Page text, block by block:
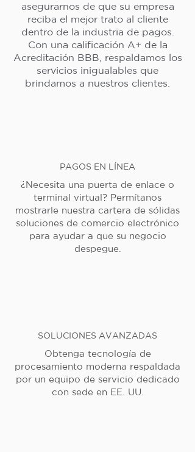
asegurarnos de que su empresa
reciba el mejor trato al cliente
dentro de la industria de pagos.
Con una calificación A+ de la
Acreditación BBB, respaldamos los
servicios inigualables que
brindamos a nuestros clientes.
PAGOS EN LÍNEA
¿Necesita una puerta de enlace o
terminal virtual? Permítanos
mostrarle nuestra cartera de sólidas
soluciones de comercio electrónico
para ayudar a que su negocio
despegue.
SOLUCIONES AVANZADAS
Obtenga tecnología de
procesamiento moderna respaldada
por un equipo de servicio dedicado
con sede en EE. UU.